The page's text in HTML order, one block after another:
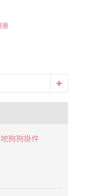
狗狗掛件